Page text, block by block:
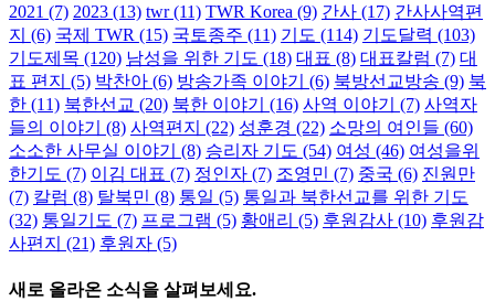
2021 (7) 2023 (13) twr(11) TWR Korea (9) 간사 (17) 간사사역편
지 (6) 국제 TWR (15) 국토종주 (11) 기도 (114) 기도달력 (103)
기도제목 (120) 남성을 위한 기도 (18) 대표 (8) 대표칼럼 (7) 대
표 편지 (5) 박찬아 (6) 방송가족 이야기 (6) 북방선교방송 (9) 북
한 (11) 북한선교 (20) 북한 이야기 (16) 사역 이야기 (7) 사역자
들의 이야기
(8) 사역편지 (22) 성훈경 (22) 소망의 여인들 (60)
소소한 사무실 이야기
(8) 승리자 기도 (54) 여성 (46) 여성을위
한기도 (7) 이김 대표 (7) 정인자 (7) 조영민 (7) 중국 (6) 진원만
(7) 칼럼 (8) 탈북민 (8) 통일 (5) 통일과 북한선교를 위한 기도
(32) 통일기도 (7) 프로그램 (5) 황애리 (5) 후원감사 (10) 후원감
사편지 (21) 후원자 (5)
새로 올라온 소식을 살펴보세요.